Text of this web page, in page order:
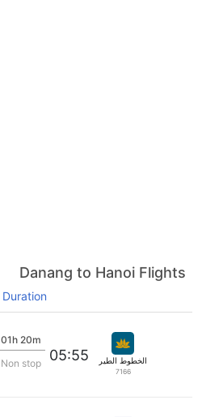
Danang to Hanoi Flights
Duration
الخطوط الطيران الفيتنامية
7166
05:55
01h 20m
Non stop